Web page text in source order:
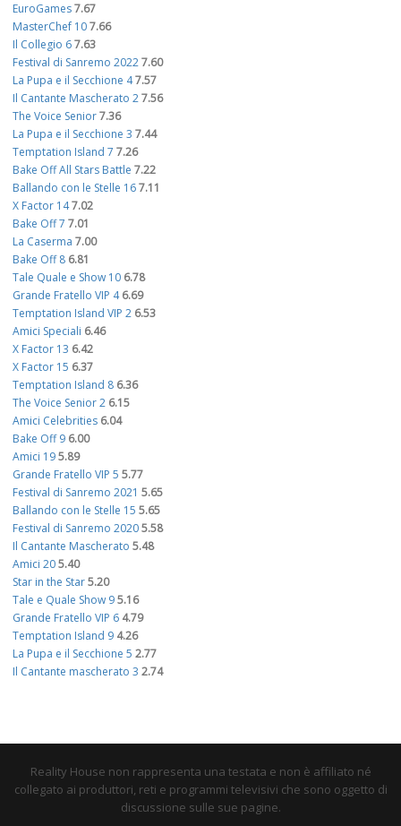
EuroGames7.67
MasterChef 107.66
Il Collegio 67.63
Festival di Sanremo 20227.60
La Pupa e il Secchione 47.57
Il Cantante Mascherato 27.56
The Voice Senior7.36
La Pupa e il Secchione 3 7.44
Temptation Island 7 7.26
Bake Off All Stars Battle 7.22
Ballando con le Stelle 167.11
X Factor 147.02
Bake Off 7 7.01
La Caserma 7.00
Bake Off 8 6.81
Tale Quale e Show 10 6.78
Grande Fratello VIP 4 6.69
Temptation Island VIP 2 6.53
Amici Speciali 6.46
X Factor 13 6.42
X Factor 15 6.37
Temptation Island 8 6.36
The Voice Senior 2 6.15
Amici Celebrities 6.04
Bake Off 9 6.00
Amici 195.89
Grande Fratello VIP 5 5.77
Festival di Sanremo 2021 5.65
Ballando con le Stelle 15 5.65
Festival di Sanremo 20205.58
Il Cantante Mascherato 5.48
Amici 205.40
Star in the Star5.20
Tale e Quale Show 95.16
Grande Fratello VIP 6 4.79
Temptation Island 9 4.26
La Pupa e il Secchione 5 2.77
Il Cantante mascherato 3 2.74
Reality House non rappresenta una testata e non è affiliato né
collegato ai produttori, reti e programmi televisivi che sono oggetto di
discussione sulle sue pagine.